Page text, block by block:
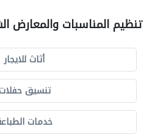
تنظيم المناسبات والمعارض
أثاث للايجار
تنسيق
خدمات